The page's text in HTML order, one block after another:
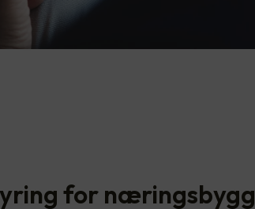
for næringsbygg